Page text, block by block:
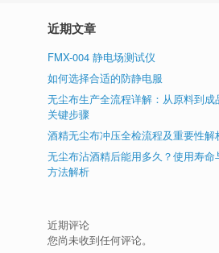
近期文章
FMX-004 静电场测试仪
如何选择合适的防静电服
无尘布生产全流程详解：从原料到成
关键步骤
酒精无尘布冲压全检流程及重要性解
无尘布沾酒精后能用多久？使用寿命
方法解析
近期评论
您尚未收到任何评论。